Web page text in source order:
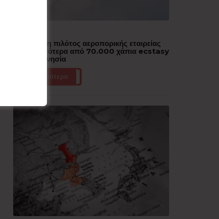
Συνελήφθη πιλότος αεροπορικής εταιρείας
με περισσότερα από 70.000 χάπια ecstasy
στην Ινδονησία
Περισσότερα